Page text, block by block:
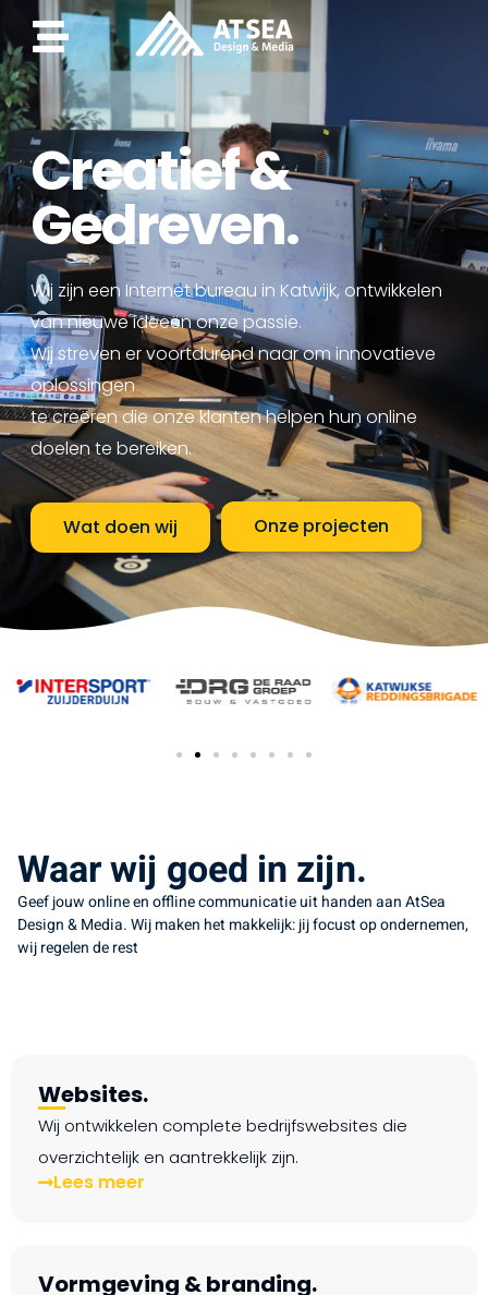
Creatief &
Gedreven.
Wij zijn een Internet bureau in Katwijk, ontwikkelen
van nieuwe ideeën onze passie.
Wij streven er voortdurend naar om innovatieve
oplossingen
te creëren die onze klanten helpen hun online
doelen te bereiken.
Wat doen wij Onze projecten
Waar wij goed in zijn.
Geef jouw online en offline communicatie uit handen aan AtSea
Design & Media. Wij maken het makkelijk: jij focust op ondernemen,
wij regelen de rest
Websites.
Wij ontwikkelen complete bedrijfswebsites die
overzichtelijk en aantrekkelijk zijn.
Lees meer
Vormgeving & branding.